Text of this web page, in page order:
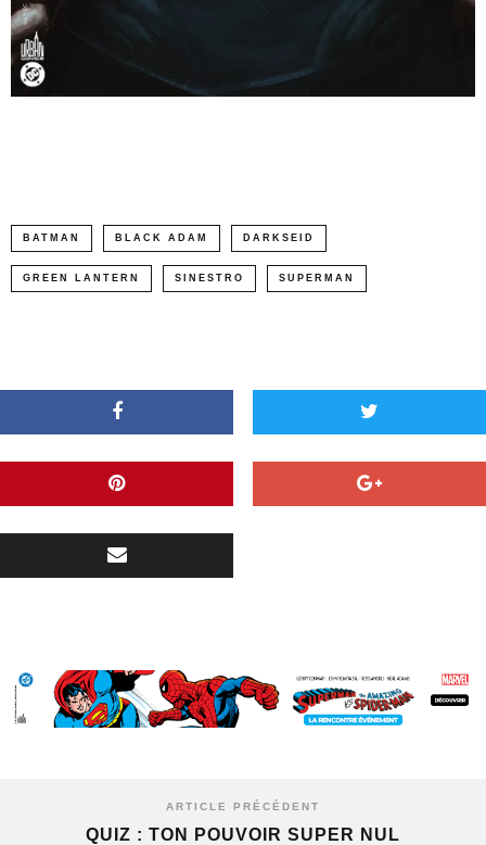
BATMAN BLACK ADAM DARKSEID
GREEN LANTERN SINESTRO SUPERMAN
ARTICLE PRÉCÉDENT
QUIZ : TON POUVOIR SUPER NUL